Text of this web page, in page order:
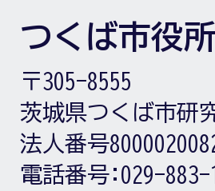
つくば市役所
〒305-8555
茨城県つくば市研
法人番号
電話番号: 029-883-